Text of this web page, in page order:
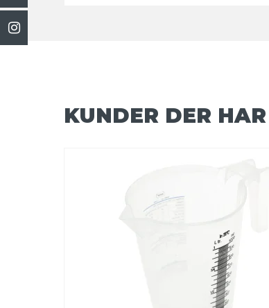
KUNDER DER